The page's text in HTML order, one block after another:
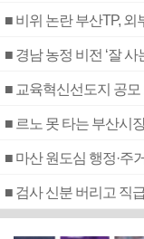
■ 비위 논란 부산TP, 외
■ 경남 농정 비전 ‘잘
■ 교육혁신선도지 공모
■ 르노 못 타는 부산시
■ 마산 원도심 행정·주